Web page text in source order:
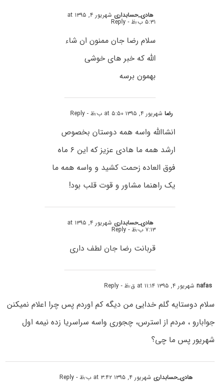
هادی_حسابداری شهریور ۴, ۱۳۹۵ at
۵:۳۱ ب٫ظ - Reply
سلام رضا جان ممنون ان شاء
الله که خبر های خوشی
بهمون برسه
رضاشهریور ۴, ۱۳۹۵ at ۵:۵۰ ب٫ظ - Reply
انشاالله واسه همه دوستان بخصوص
ارشد همه ما هادی عزیز که این ۶ ماه
فوق العاده زحمت کشید و واسه همه ما
یک راهنما مشاور و قوت قلب بود!
هادی_حسابداری شهریور ۴, ۱۳۹۵ at
۷:۱۳ ب٫ظ - Reply
قربانت رضا جان لطف داری
nafasشهریور ۴, ۱۳۹۵ at ۱۱:۱۴ ق٫ظ - Reply
سلام دوستایه گلم خدایی من دیگه کم اوردم پس چرا اعلام نمیکنن
جوابارو ، مردم از استرس، چجوری واسه سراسریا زده نیمه اول
شهریور پس ما چی؟
هادی_حسابداری شهریور ۴, ۱۳۹۵ at ۳:۴۲ ب٫ظ - Reply